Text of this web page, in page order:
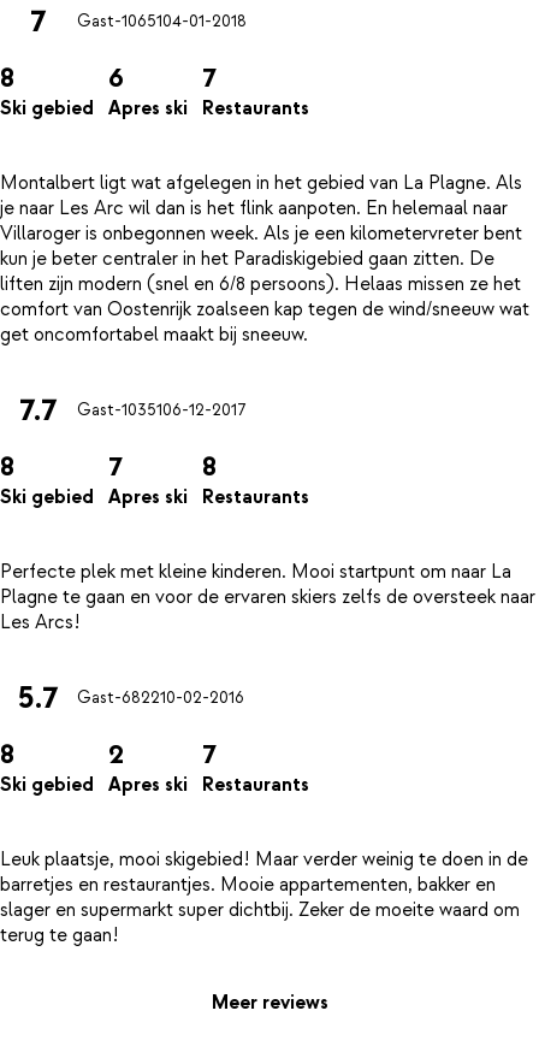
7 Gast-1065104-01-2018
8
Ski gebied
6
Apres ski
7
Restaurants
Montalbert ligt wat afgelegen in het gebied van La Plagne. Als
je naar Les Arc wil dan is het flink aanpoten. En helemaal naar
Villaroger is onbegonnen week. Als je een kilometervreter bent
kun je beter centraler in het Paradiskigebied gaan zitten. De
liften zijn modern (snel en 6/8 persoons). Helaas missen ze het
comfort van Oostenrijk zoalseen kap tegen de wind/sneeuw wat
7.7 Gast-1035106-12-2017
8
Ski gebied
7
Apres ski
8
Restaurants
Perfecte plek met kleine kinderen. Mooi startpunt om naar La
Plagne te gaan en voor de ervaren skiers zelfs de oversteek naar
5.7 Gast-682210-02-2016
8
Ski gebied
2
Apres ski
7
Restaurants
Leuk plaatsje, mooi skigebied! Maar verder weinig te doen in de
barretjes en restaurantjes. Mooie appartementen, bakker en
slager en supermarkt super dichtbij. Zeker de moeite waard om
Meer reviews